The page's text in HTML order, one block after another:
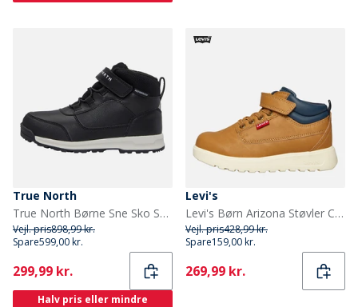
True North
True North Børne Sne Sko Sort
Vejl. pris898,99 kr.
Spare599,00 kr.
Current
299,99 kr.
Halv pris eller mindre
Levi's
Levi's Børn Arizona Støvler Camel 0138
Vejl. pris428,99 kr.
Spare159,00 kr.
Current
269,99 kr.